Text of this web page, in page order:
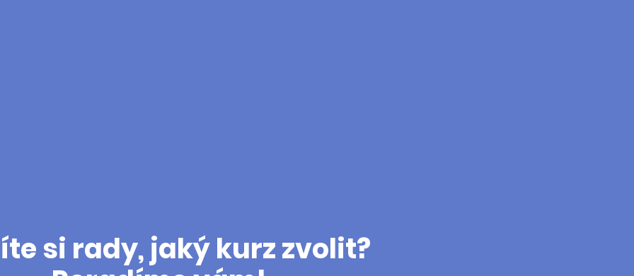
si rady, jaký kurz zvolit?